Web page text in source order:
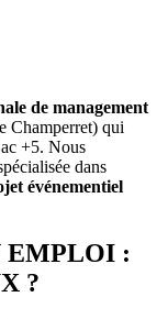
de management
Champerret) qui
+5. Nous
dans
événementiel
EMPLOI :
?